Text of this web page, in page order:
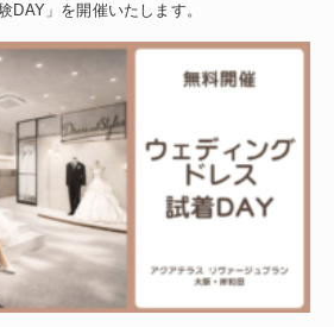
DAY」を開催いたします。